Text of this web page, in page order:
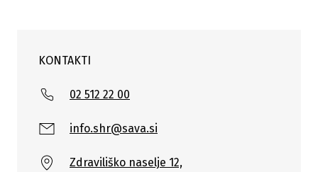
KONTAKTI
02 512 22 00
info.shr@sava.si
Zdraviliško naselje 12,